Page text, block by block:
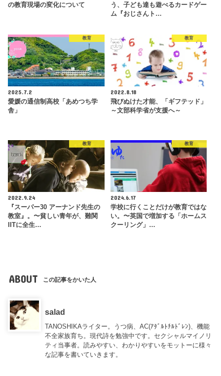
の教育現場の変化について
う、子ども達も遊べるカードゲー
ム『おじさんト…
教育
2025.7.2
愛媛の通信制高校「あめつち学
舎」
教育
2022.8.18
飛びぬけた才能、「ギフテッド」
～文部科学省が支援へ～
教育
2022.9.24
『スーパー30 アーナンド先生の
教室』。〜貧しい青年が、難関
IITに全生…
教育
2024.6.17
学校に行くことだけが教育ではな
い。〜英国で増加する「ホームス
クーリング」…
ABOUT この記事をかいた人
salad
TANOSHIKAライター。うつ病、AC(ｱﾀﾞﾙﾄﾁﾙﾄﾞﾚﾝ)、機能
不全家族育ち。現代詩を勉強中です。セクシャルマイノリ
ティ当事者。読みやすい、わかりやすいをモットーに様々
な記事を書いていきます。